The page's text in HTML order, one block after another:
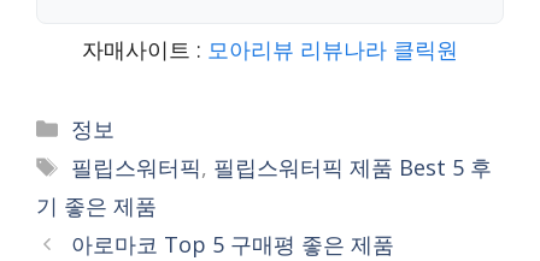
자매사이트 : 모아리뷰 리뷰나라 클릭원
Categories
정보
Tags
필립스워터픽, 필립스워터픽 제품 Best 5 후
기 좋은 제품
아로마코 Top 5 구매평 좋은 제품